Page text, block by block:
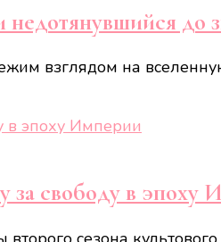
до
взглядом на
за свободу в эпоху